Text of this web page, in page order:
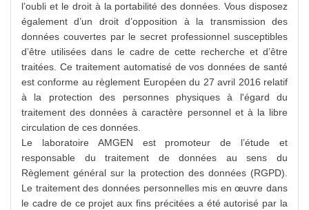
l’oubli et le droit à la portabilité des données. Vous disposez
également d’un droit d’opposition à la transmission des
données couvertes par le secret professionnel susceptibles
d’être utilisées dans le cadre de cette recherche et d’être
traitées. Ce traitement automatisé de vos données de santé
est conforme au règlement Européen du 27 avril 2016 relatif
à la protection des personnes physiques à l'égard du
traitement des données à caractère personnel et à la libre
circulation de ces données.
Le laboratoire AMGEN est promoteur de l’étude et
responsable du traitement de données au sens du
Règlement général sur la protection des données (RGPD).
Le traitement des données personnelles mis en œuvre dans
le cadre de ce projet aux fins précitées a été autorisé par la